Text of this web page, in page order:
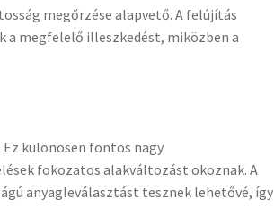
megőrzése alapvető. A felújítás
a megfelelő illeszkedést, miközben a
különösen fontos nagy
fokozatos alakváltozást okoznak. A
anyagleválasztást tesznek lehetővé, így